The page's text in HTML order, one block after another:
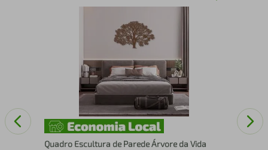
Quadro Escultura de Parede Árvore da Vida